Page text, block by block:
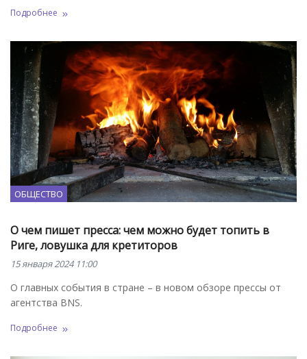
Подробнее
ОБЩЕСТВО
О чем пишет пресса: чем можно будет топить в
Риге, ловушка для кретиторов
15 января 2024 11:00
О главных события в стране – в новом обзоре прессы от
агентства BNS.
Подробнее